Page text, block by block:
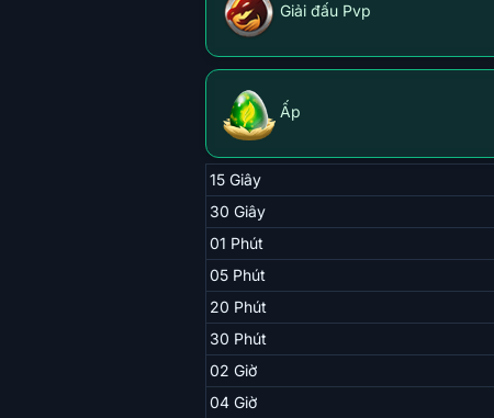
Giải đấu Pvp
Ấp
15 Giây
30 Giây
01 Phút
05 Phút
20 Phút
30 Phút
02 Giờ
04 Giờ